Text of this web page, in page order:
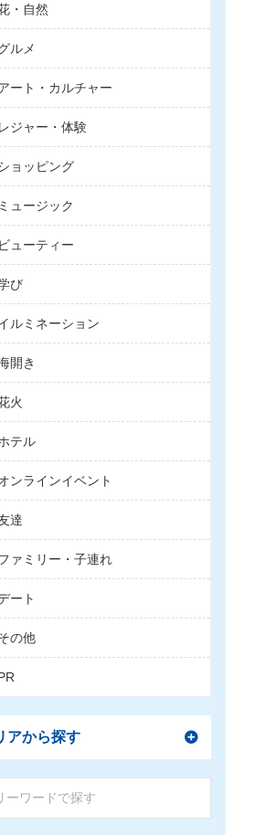
・自然
ルメ
ート・カルチャー
レジャー・体験
ョッピング
ミュージック
ビューティー
び
ルミネーション
開き
火
テル
ンラインイベント
達
ァミリー・子連れ
ート
の他
アから探す